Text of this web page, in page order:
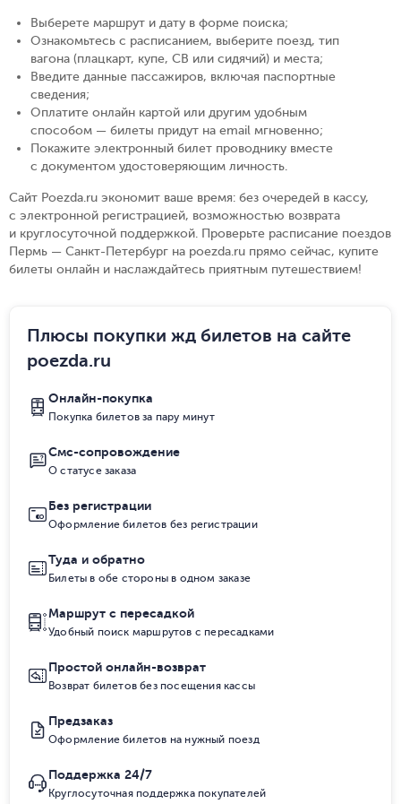
Выберете маршрут и дату в форме поиска;
Ознакомьтесь с расписанием, выберите поезд, тип
вагона (плацкарт, купе, СВ или сидячий) и места;
Введите данные пассажиров, включая паспортные
сведения;
Оплатите онлайн картой или другим удобным
способом — билеты придут на email мгновенно;
Покажите электронный билет проводнику вместе
с документом удостоверяющим личность.
Сайт Poezda.ru экономит ваше время: без очередей в кассу,
с электронной регистрацией, возможностью возврата
и круглосуточной поддержкой. Проверьте расписание поездов
Пермь — Санкт-Петербург на poezda.ru прямо сейчас, купите
билеты онлайн и наслаждайтесь приятным путешествием!
Плюсы покупки жд билетов на сайте
poezda.ru
Онлайн-покупка
Покупка билетов за пару минут
Смс-сопровождение
О статусе заказа
Без регистрации
Оформление билетов без регистрации
Туда и обратно
Билеты в обе стороны в одном заказе
Маршрут с пересадкой
Удобный поиск маршрутов с пересадками
Простой онлайн-возврат
Возврат билетов без посещения кассы
Предзаказ
Оформление билетов на нужный поезд
Поддержка 24/7
Круглосуточная поддержка покупателей